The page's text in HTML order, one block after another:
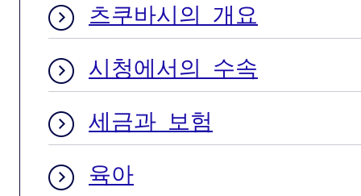
츠쿠바시의 개요
시청에서의 수속
세금과 보험
육아